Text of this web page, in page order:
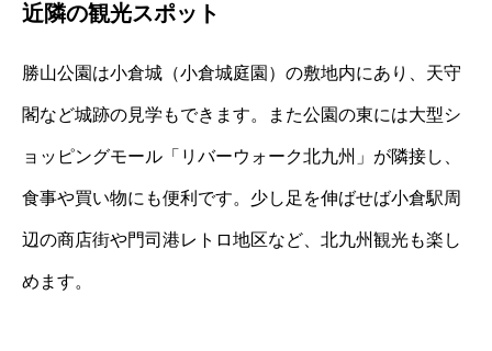
近隣の観光スポット
勝山公園は小倉城（小倉城庭園）の敷地内にあり、天守
閣など城跡の見学もできます。また公園の東には大型シ
ョッピングモール「リバーウォーク北九州」が隣接し、
食事や買い物にも便利です。少し足を伸ばせば小倉駅周
辺の商店街や門司港レトロ地区など、北九州観光も楽し
めます。